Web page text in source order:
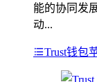
能的协同发
动...
Trust钱包